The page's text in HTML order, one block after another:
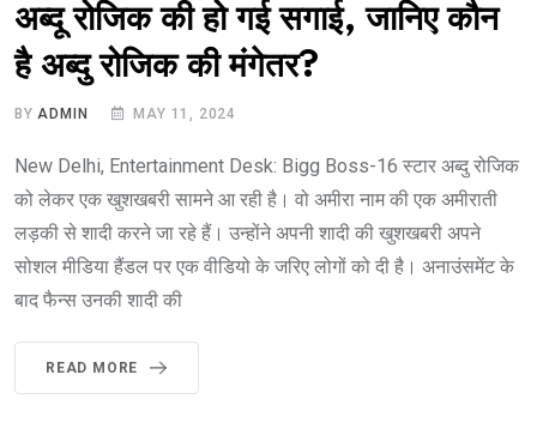
अब्दू रोजिक की हो गई सगाई, जानिए कौन
है अब्दु रोजिक की मंगेतर?
BYADMIN MAY 11, 2024
New Delhi, Entertainment Desk: Bigg Boss-16 स्टार अब्दु रोजिक
को लेकर एक खुशखबरी सामने आ रही है। वो अमीरा नाम की एक अमीराती
लड़की से शादी करने जा रहे हैं। उन्होंने अपनी शादी की खुशखबरी अपने
सोशल मीडिया हैंडल पर एक वीडियो के जरिए लोगों को दी है। अनाउंसमेंट के
बाद फैन्स उनकी शादी की
READ MORE